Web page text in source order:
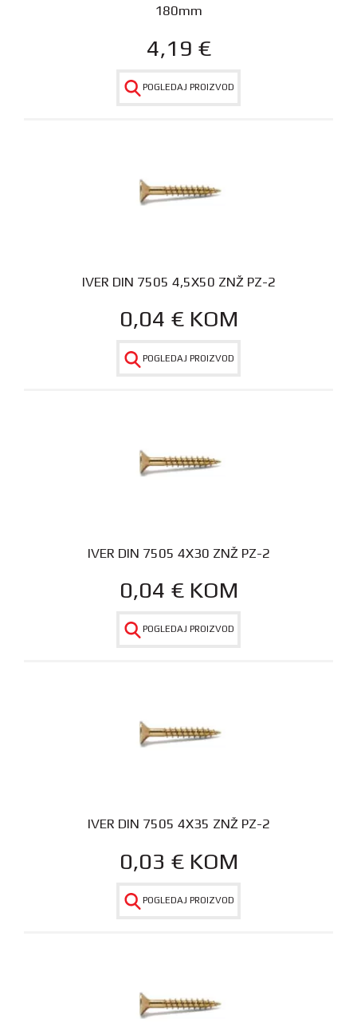
180mm
4,19 €
POGLEDAJ PROIZVOD
IVER DIN 7505 4,5X50 ZNŽ PZ-2
0,04 € KOM
POGLEDAJ PROIZVOD
IVER DIN 7505 4X30 ZNŽ PZ-2
0,04 € KOM
POGLEDAJ PROIZVOD
IVER DIN 7505 4X35 ZNŽ PZ-2
0,03 € KOM
POGLEDAJ PROIZVOD